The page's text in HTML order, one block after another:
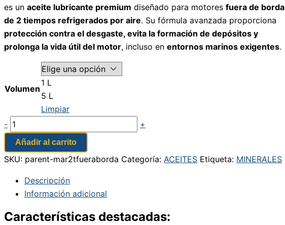
es un aceite lubricante premium diseñado para motores fuera de borda
de 2 tiempos refrigerados por aire. Su fórmula avanzada proporciona
protección contra el desgaste, evita la formación de depósitos y
prolonga la vida útil del motor, incluso en entornos marinos exigentes.
Volumen
1 L
5 L
Limpiar
-
+
Añadir al carrito
SKU: parent-mar2tfueraborda Categoría: ACEITES Etiqueta: MINERALES
Descripción
Información adicional
Características destacadas: